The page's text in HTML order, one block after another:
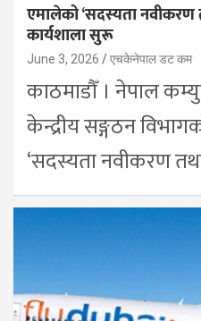
एमालेको ‘सदस्यता नवीकरण
कार्यशाला सुरू
June 3, 2026 एचकेनेपाल डट कम
काठमाडौँ । नेपाल
केन्द्रीय सङ्गठन
‘सदस्यता नवीकरण तथा